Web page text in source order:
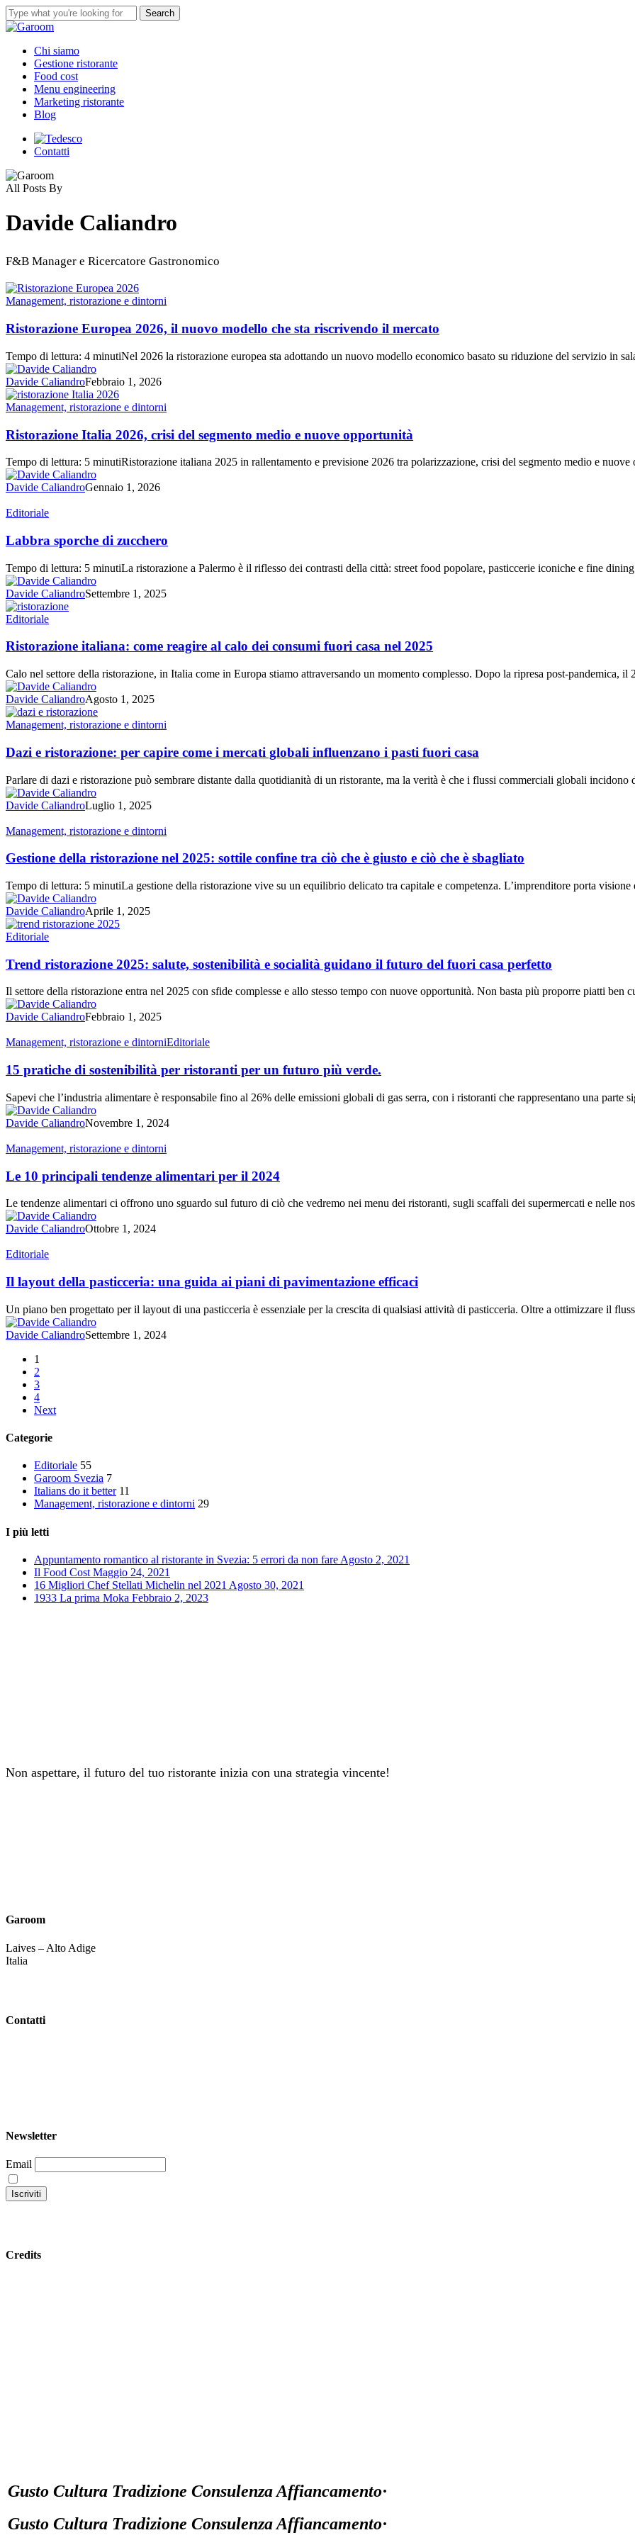
Skip
to
content
Search
Close
Menu
Chi siamo
Gestione ristorante
Food cost
Menu engineering
Marketing ristorante
Blog
Contatti
All Posts By
Davide Caliandro
F&B Manager e Ricercatore Gastronomico
Ristorazione
2026,
il
nuovo
modello
che
sta
riscrivendo
il
mercato
Management, ristorazione e dintorni
Ristorazione Europea 2026, il nuovo modello che sta riscrivendo il mercato
Tempo di lettura: 4 minutiNel 2026 la ristorazione europea sta adottando un nuovo modello economico basato su riduzione del servizio in
Davide CaliandroFebbraio 1, 2026
Ristorazione
2026,
crisi
del
segmento
medio
e
nuove
opportunità
Management, ristorazione e dintorni
Ristorazione Italia 2026, crisi del segmento medio e nuove opportunità
Tempo di lettura: 5 minutiRistorazione italiana 2025 in rallentamento e previsione 2026 tra polarizzazione, crisi del segmento medio e
Davide CaliandroGennaio 1, 2026
Labbra
di
zucchero
Editoriale
Labbra sporche di zucchero
Tempo di lettura: 5 minutiLa ristorazione a Palermo è il riflesso dei contrasti della città: street food popolare, pasticcerie iconiche e fine
Davide CaliandroSettembre 1, 2025
Ristorazione
come
al
calo
dei
consumi
fuori
casa
nel
2025
Editoriale
Ristorazione italiana: come reagire al calo dei consumi fuori casa nel 2025
Calo nel settore della ristorazione, in Italia come in Europa stiamo attraversando un momento complesso. Dopo la ripresa post-pandemica,
Davide CaliandroAgosto 1, 2025
Dazi
ristorazione:
per
capire
come
i
mercati
globali
influenzano
i
pasti
casa
Management, ristorazione e dintorni
Dazi e ristorazione: per capire come i mercati globali influenzano i pasti fuori casa
Parlare di dazi e ristorazione può sembrare distante dalla quotidianità di un ristorante, ma la verità è che i flussi commerciali globali
Davide CaliandroLuglio 1, 2025
Gestione
ristorazione
2025:
sottile
confine
tra
ciò
che
è
giusto
ciò
che
è
Management, ristorazione e dintorni
Gestione della ristorazione nel 2025: sottile confine tra ciò che è giusto e ciò che è sbagliato
Tempo di lettura: 5 minutiLa gestione della ristorazione vive su un equilibrio delicato tra capitale e competenza. L’imprenditore porta
Davide CaliandroAprile 1, 2025
Trend
2025:
salute,
sostenibilità
e
socialità
guidano
il
futuro
del
fuori
perfetto
Editoriale
Trend ristorazione 2025: salute, sostenibilità e socialità guidano il futuro del fuori casa perfetto
Il settore della ristorazione entra nel 2025 con sfide complesse e allo stesso tempo con nuove opportunità. Non basta più proporre piatti ben
Davide CaliandroFebbraio 1, 2025
15
di
sostenibilità
per
ristoranti
per
un
futuro
più
verde.
Management, ristorazione e dintorniEditoriale
15 pratiche di sostenibilità per ristoranti per un futuro più verde.
Sapevi che l’industria alimentare è responsabile fino al 26% delle emissioni globali di gas serra, con i ristoranti che rappresentano una
Davide CaliandroNovembre 1, 2024
Le
principali
tendenze
alimentari
per
il
2024
Management, ristorazione e dintorni
Le 10 principali tendenze alimentari per il 2024
Le tendenze alimentari ci offrono uno sguardo sul futuro di ciò che vedremo nei menu dei ristoranti, sugli scaffali dei supermercati e nelle
Davide CaliandroOttobre 1, 2024
Il
della
pasticceria:
una
guida
ai
piani
pavimentazione
efficaci
Editoriale
Il layout della pasticceria: una guida ai piani di pavimentazione efficaci
Un piano ben progettato per il layout di una pasticceria è essenziale per la crescita di qualsiasi attività di pasticceria. Oltre a ottimizzare il
Davide CaliandroSettembre 1, 2024
1
2
3
4
Next
Categorie
Editoriale 55
Garoom Svezia 7
Italians do it better 11
Management, ristorazione e dintorni 29
I più letti
Appuntamento romantico al ristorante in Svezia: 5 errori da non fare Agosto 2, 2021
Il Food Cost Maggio 24, 2021
16 Migliori Chef Stellati Michelin nel 2021 Agosto 30, 2021
1933 La prima Moka Febbraio 2, 2023
Non aspettare, il futuro del tuo ristorante inizia con una strategia vincente!
Garoom
Laives – Alto Adige
Italia
Contatti
Newsletter
Email
Credits
Gusto Cultura Tradizione Consulenza Affiancamento·
Gusto Cultura Tradizione Consulenza Affiancamento·